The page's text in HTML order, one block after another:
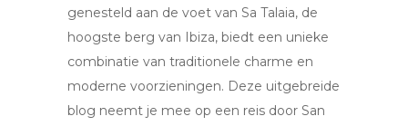
genesteld aan de voet van Sa Talaia, de
hoogste berg van Ibiza, biedt een unieke
combinatie van traditionele charme en
moderne voorzieningen. Deze uitgebreide
blog neemt je mee op een reis door San